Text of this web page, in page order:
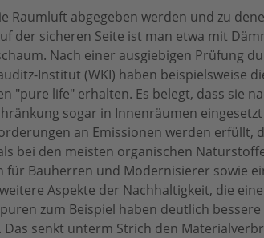
Raumluft abgegeben werden und zu
der sicheren Seite ist man etwa mit
Nach einer ausgiebigen Prüfung
Institut (WKI) haben beispielsweise
"pure life" erhalten. Es belegt, dass sie
sogar in Innenräumen
an Emissionen werden erfüllt,
bei den meisten organischen
Bauherren und Modernisierer sowie
Aspekte der Nachhaltigkeit, die
zum Beispiel haben deutlich bessere
senkt unterm Strich den